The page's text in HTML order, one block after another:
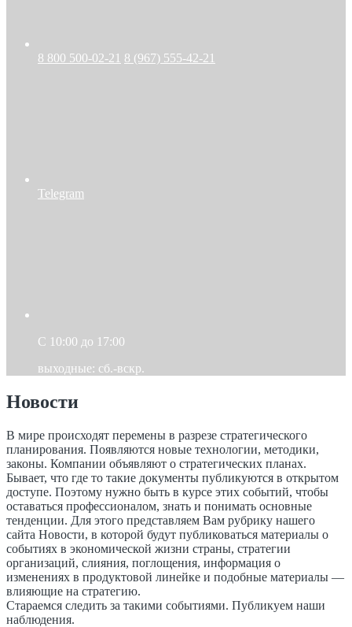
8 800 500-02-21 8 (967) 555-42-21
Telegram
C 10:00 до 17:00
выходные: сб.-вскр.
Новости
В мире происходят перемены в разрезе стратегического
планирования. Появляются новые технологии, методики,
законы. Компании объявляют о стратегических планах.
Бывает, что где то такие документы публикуются в открытом
доступе. Поэтому нужно быть в курсе этих событий, чтобы
оставаться профессионалом, знать и понимать основные
тенденции. Для этого представляем Вам рубрику нашего
сайта Новости, в которой будут публиковаться материалы о
событиях в экономической жизни страны, стратегии
организаций, слияния, поглощения, информация о
изменениях в продуктовой линейке и подобные материалы —
влияющие на стратегию.
Стараемся следить за такими событиями. Публикуем наши
наблюдения.